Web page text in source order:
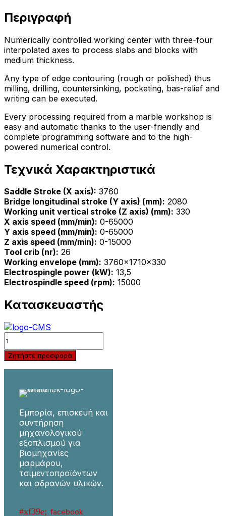
Περιγραφή
Numerically controlled working center with three-four
interpolated axes to process slabs and blocks with
medium thickness.
Any type of edge contouring (rough or polished) thus
milling, drilling, countersinking, pocketing, bas-relief and
writing can be executed.
Every processing required from a marble workshop is
easy and automatic thanks to the user-friendly and
complete programming software and to the high-
powered numerical control.
Τεχνικά Χαρακτηριστικά
Saddle Stroke (X axis): 3760
Bridge longitudinal stroke (Y axis) (mm): 2080
Working unit vertical stroke (Z axis) (mm): 330
X axis speed (mm/min): 0-65000
Y axis speed (mm/min): 0-65000
Z axis speed (mm/min): 0-15000
Tool crib (nr): 26
Working envelope (mm): 3760x1710x330
Electrospingle power (kW): 13,5
Electrospindle speed (rpm): 15000
Κατασκευαστής
Quantity
Ζητήστε προσφορά
Εμπορία, επισκευή και
συντήρηση
μηχανολογικού
εξοπλισμού για
βιομηχανίες
μαρμάρου,
τσιμεντοπροϊόντων
και αδρανών υλικών.
facebook